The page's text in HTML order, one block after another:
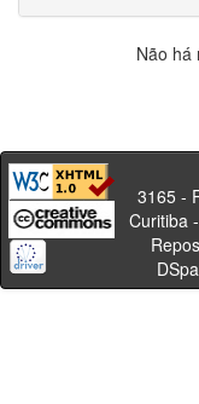
Não há
Av.
3165 -